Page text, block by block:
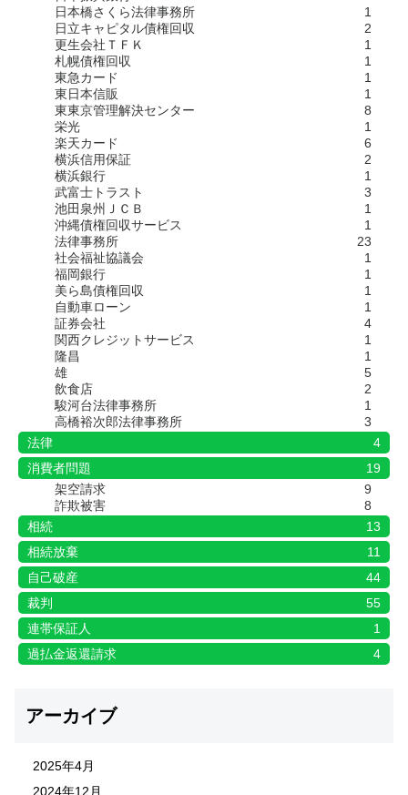
日本橋さくら法律事務所
1
日立キャピタル債権回収
2
更生会社ＴＦＫ
1
札幌債権回収
1
東急カード
1
東日本信販
1
東東京管理解決センター
8
栄光
1
楽天カード
6
横浜信用保証
2
横浜銀行
1
武富士トラスト
3
池田泉州ＪＣＢ
1
沖縄債権回収サービス
1
法律事務所
23
社会福祉協議会
1
福岡銀行
1
美ら島債権回収
1
自動車ローン
1
証券会社
4
関西クレジットサービス
1
隆昌
1
雄
5
飲食店
2
駿河台法律事務所
1
高橋裕次郎法律事務所
3
法律
4
消費者問題
19
架空請求
9
詐欺被害
8
相続
13
相続放棄
11
自己破産
44
裁判
55
連帯保証人
1
過払金返還請求
4
アーカイブ
2025年4月
2024年12月